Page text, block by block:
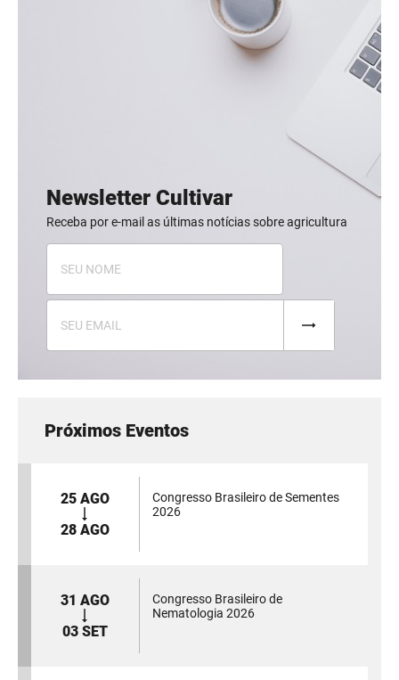
Newsletter Cultivar
Receba por e-mail as últimas notícias sobre agricultura
Próximos Eventos
25 AGO
28 AGO
Congresso Brasileiro de Sementes
2026
31 AGO
03 SET
Congresso Brasileiro de
Nematologia 2026